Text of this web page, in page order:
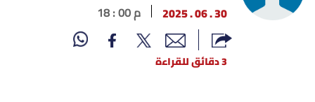
لبنان
30 . 06 . 2025
18 : 00 م
3 دقائق للقراءة